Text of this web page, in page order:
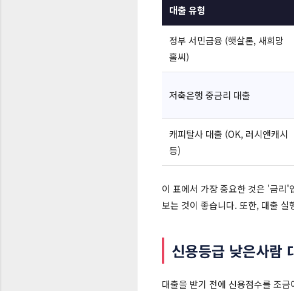
대출 유형
정부 서민금융 (햇살론, 새희망
홀씨)
저축은행 중금리 대출
캐피탈사 대출 (OK, 러시앤캐시
등)
이 표에서 가장 중요한 것은 '금리'
보는 것이 좋습니다. 또한, 대출 실
신용등급 낮은사람
대출을 받기 전에 신용점수를 조